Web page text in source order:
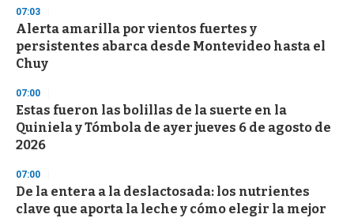
07:03
Alerta amarilla por vientos fuertes y
persistentes abarca desde Montevideo hasta el
Chuy
07:00
Estas fueron las bolillas de la suerte en la
Quiniela y Tómbola de ayer jueves 6 de agosto de
2026
07:00
De la entera a la deslactosada: los nutrientes
clave que aporta la leche y cómo elegir la mejor